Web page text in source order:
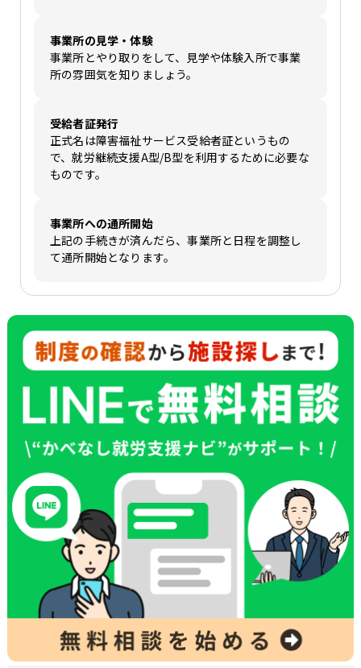
事業所の見学・体験
事業所とやり取りをして、見学や体験入所で事業
所の雰囲気を知りましょう。
受給者証発行
正式名は障害福祉サービス受給者証というもの
で、就労継続支援A型/B型を利用するために必要な
ものです。
事業所への通所開始
上記の手続きが済んだら、事業所と日程を調整し
て通所開始となります。